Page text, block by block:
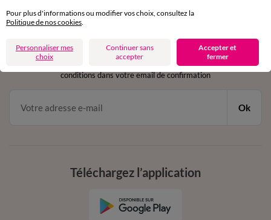
en vous inscrivant à la newsletter
conditions dans votre email de confirmation
Ok
Téléchargez l’application
Pour plus d'informations ou modifier vos choix, consultez la
Politique de nos cookies
Personnaliser mes
choix
Continuer sans
accepter
Accepter et
fermer